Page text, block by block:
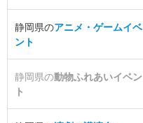
静岡県のアニメ・ゲームイベ
ント
静岡県の動物ふれあいイベン
ト